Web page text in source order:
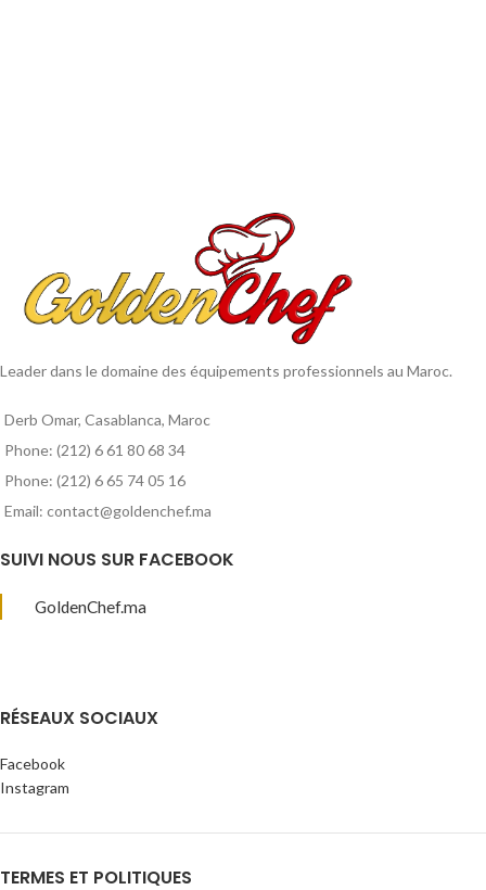
Leader dans le domaine des équipements professionnels au Maroc.
Derb Omar, Casablanca, Maroc
Phone: (212) 6 61 80 68 34
Phone: (212) 6 65 74 05 16
Email: contact@goldenchef.ma
SUIVI NOUS SUR FACEBOOK
GoldenChef.ma
RÉSEAUX SOCIAUX
Facebook
Instagram
TERMES ET POLITIQUES